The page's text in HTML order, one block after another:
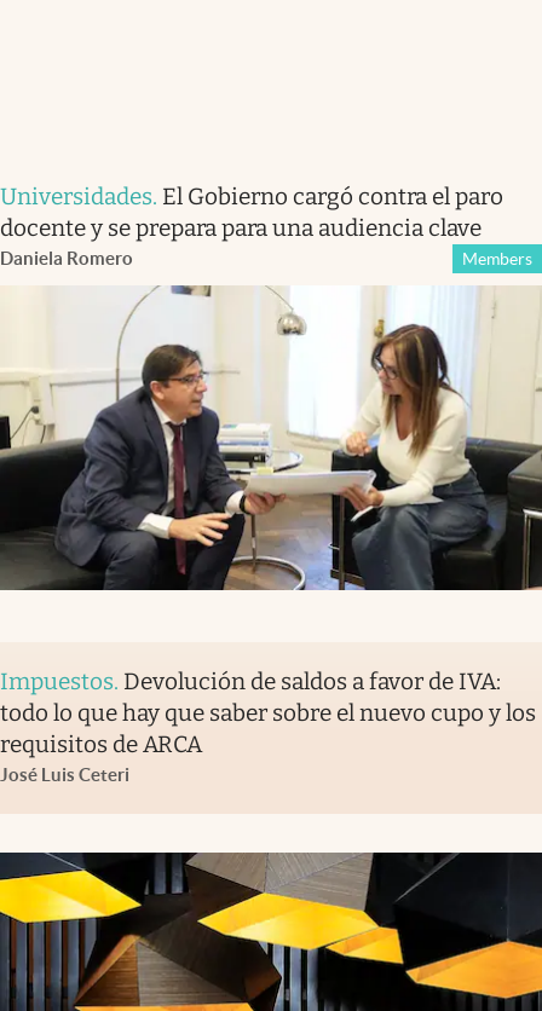
Universidades. El Gobierno cargó contra el paro
docente y se prepara para una audiencia clave
Daniela Romero Members
Impuestos. Devolución de saldos a favor de IVA:
todo lo que hay que saber sobre el nuevo cupo y los
requisitos de ARCA
José Luis Ceteri